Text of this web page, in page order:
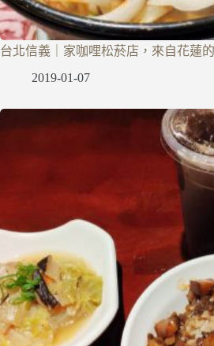
台北信義｜家咖哩松菸店，來自花蓮
2019-01-07